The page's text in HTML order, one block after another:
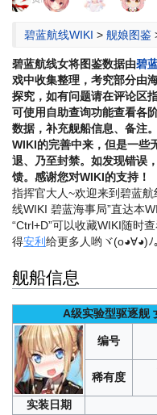
到
到
碧蓝航线WIKI > 舰娘图鉴
碧蓝航线女将图鉴数据由碧
戏中收集整理，考究部分由
探究，如有问题请在评论区
可使用自助查询功能查看各
数据，补充舰船信息、备注
WIKI的完善中来，但是一些
退、乃至封禁。如发现错误
馈。感谢您对WIKI的支持！
指挥官大人~欢迎来到碧蓝
线WIKI 碧蓝海事局”直达本
“Ctrl+D”可以收藏WIKI随时
得安利 给更多人哟ヾ(o◕∀◕)ﾉ
舰船信息
A级实验型驱逐舰
编号
稀有度
实装日期